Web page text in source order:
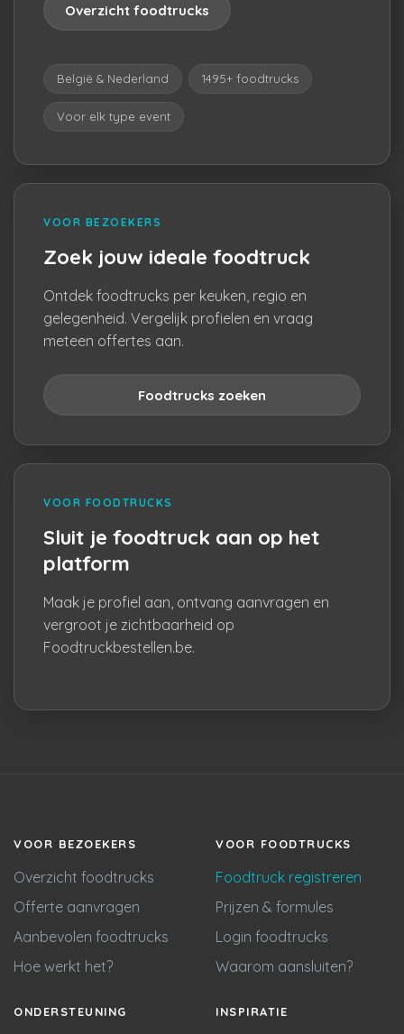
Overzicht foodtrucks
België & Nederland 1495+ foodtrucks
Voor elk type event
VOOR BEZOEKERS
Zoek jouw ideale foodtruck
Ontdek foodtrucks per keuken, regio en
gelegenheid. Vergelijk profielen en vraag
meteen offertes aan.
Foodtrucks zoeken
VOOR FOODTRUCKS
Sluit je foodtruck aan op het
platform
Maak je profiel aan, ontvang aanvragen en
vergroot je zichtbaarheid op
Foodtruckbestellen.be.
VOOR BEZOEKERS
Overzicht foodtrucks
Offerte aanvragen
Aanbevolen foodtrucks
Hoe werkt het?
VOOR FOODTRUCKS
Foodtruck registreren
Prijzen & formules
Login foodtrucks
Waarom aansluiten?
ONDERSTEUNING INSPIRATIE